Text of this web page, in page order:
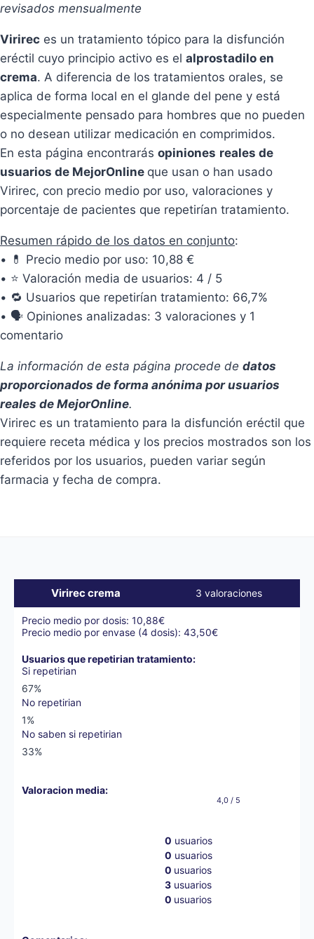
revisados mensualmente
Virirec es un tratamiento tópico para la disfunción
eréctil cuyo principio activo es el alprostadilo en
crema. A diferencia de los tratamientos orales, se
aplica de forma local en el glande del pene y está
especialmente pensado para hombres que no pueden
o no desean utilizar medicación en comprimidos.
En esta página encontrarás opiniones reales de
usuarios de MejorOnline que usan o han usado
Virirec, con precio medio por uso, valoraciones y
porcentaje de pacientes que repetirían tratamiento.
Resumen rápido de los datos en conjunto:
• 💊 Precio medio por uso: 10,88 €
• ⭐ Valoración media de usuarios: 4 / 5
• 🔁 Usuarios que repetirían tratamiento: 66,7%
• 🗣️ Opiniones analizadas: 3 valoraciones y 1
comentario
La información de esta página procede de datos
proporcionados de forma anónima por usuarios
reales de MejorOnline.
Virirec es un tratamiento para la disfunción eréctil que
requiere receta médica y los precios mostrados son los
referidos por los usuarios, pueden variar según
farmacia y fecha de compra.
Virirec crema 3 valoraciones
Precio medio por dosis: 10,88€
Precio medio por envase (4 dosis): 43,50€
Usuarios que repetirian tratamiento:
Si repetirian
67%
No repetirian
1%
No saben si repetirian
33%
Valoracion media:
4,0 / 5
0 usuarios
0 usuarios
0 usuarios
3 usuarios
0 usuarios